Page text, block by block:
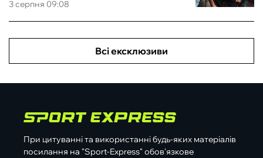
3 серпня 09:08
Всі ексклюзиви
При цитуванні та використанні будь-яких матеріалів
посилання на "Sport-Express" обов'язкове